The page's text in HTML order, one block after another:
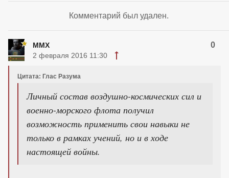
Комментарий был удален.
MMX 0
2 февраля 2016 11:30
Цитата: Глас Разума
Личный состав воздушно-космических сил и
военно-морского флота получил
возможность применить свои навыки не
только в рамках учений, но и в ходе
настоящей войны.